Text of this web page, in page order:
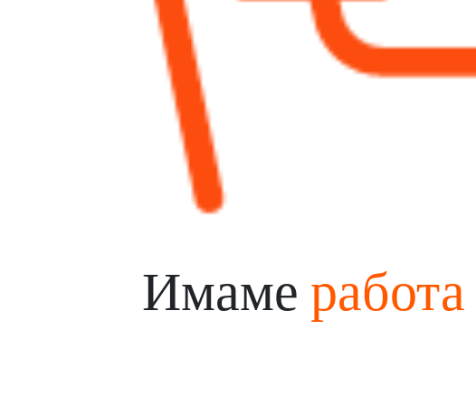
Имаме работа